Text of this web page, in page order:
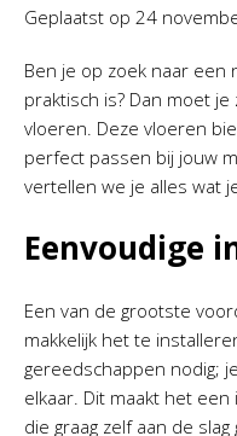
Geplaatst op 24
Ben je op zoek naar een
praktisch is? Dan moet je
vloeren. Deze vloeren
perfect passen bij jouw
vertellen we je alles wat
Eenvoudige
Een van de grootste
makkelijk het te
gereedschappen nodig;
elkaar. Dit maakt het
die graag zelf aan de slag